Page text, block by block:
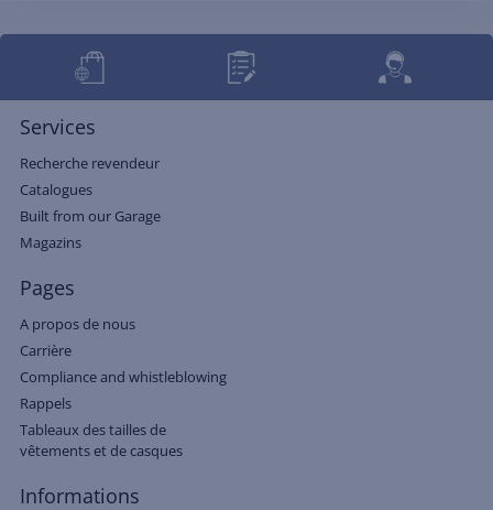
Services
Recherche revendeur
Catalogues
Built from our Garage
Magazins
Pages
A propos de nous
Carrière
Compliance and whistleblowing
Rappels
Tableaux des tailles de
vêtements et de casques
Informations